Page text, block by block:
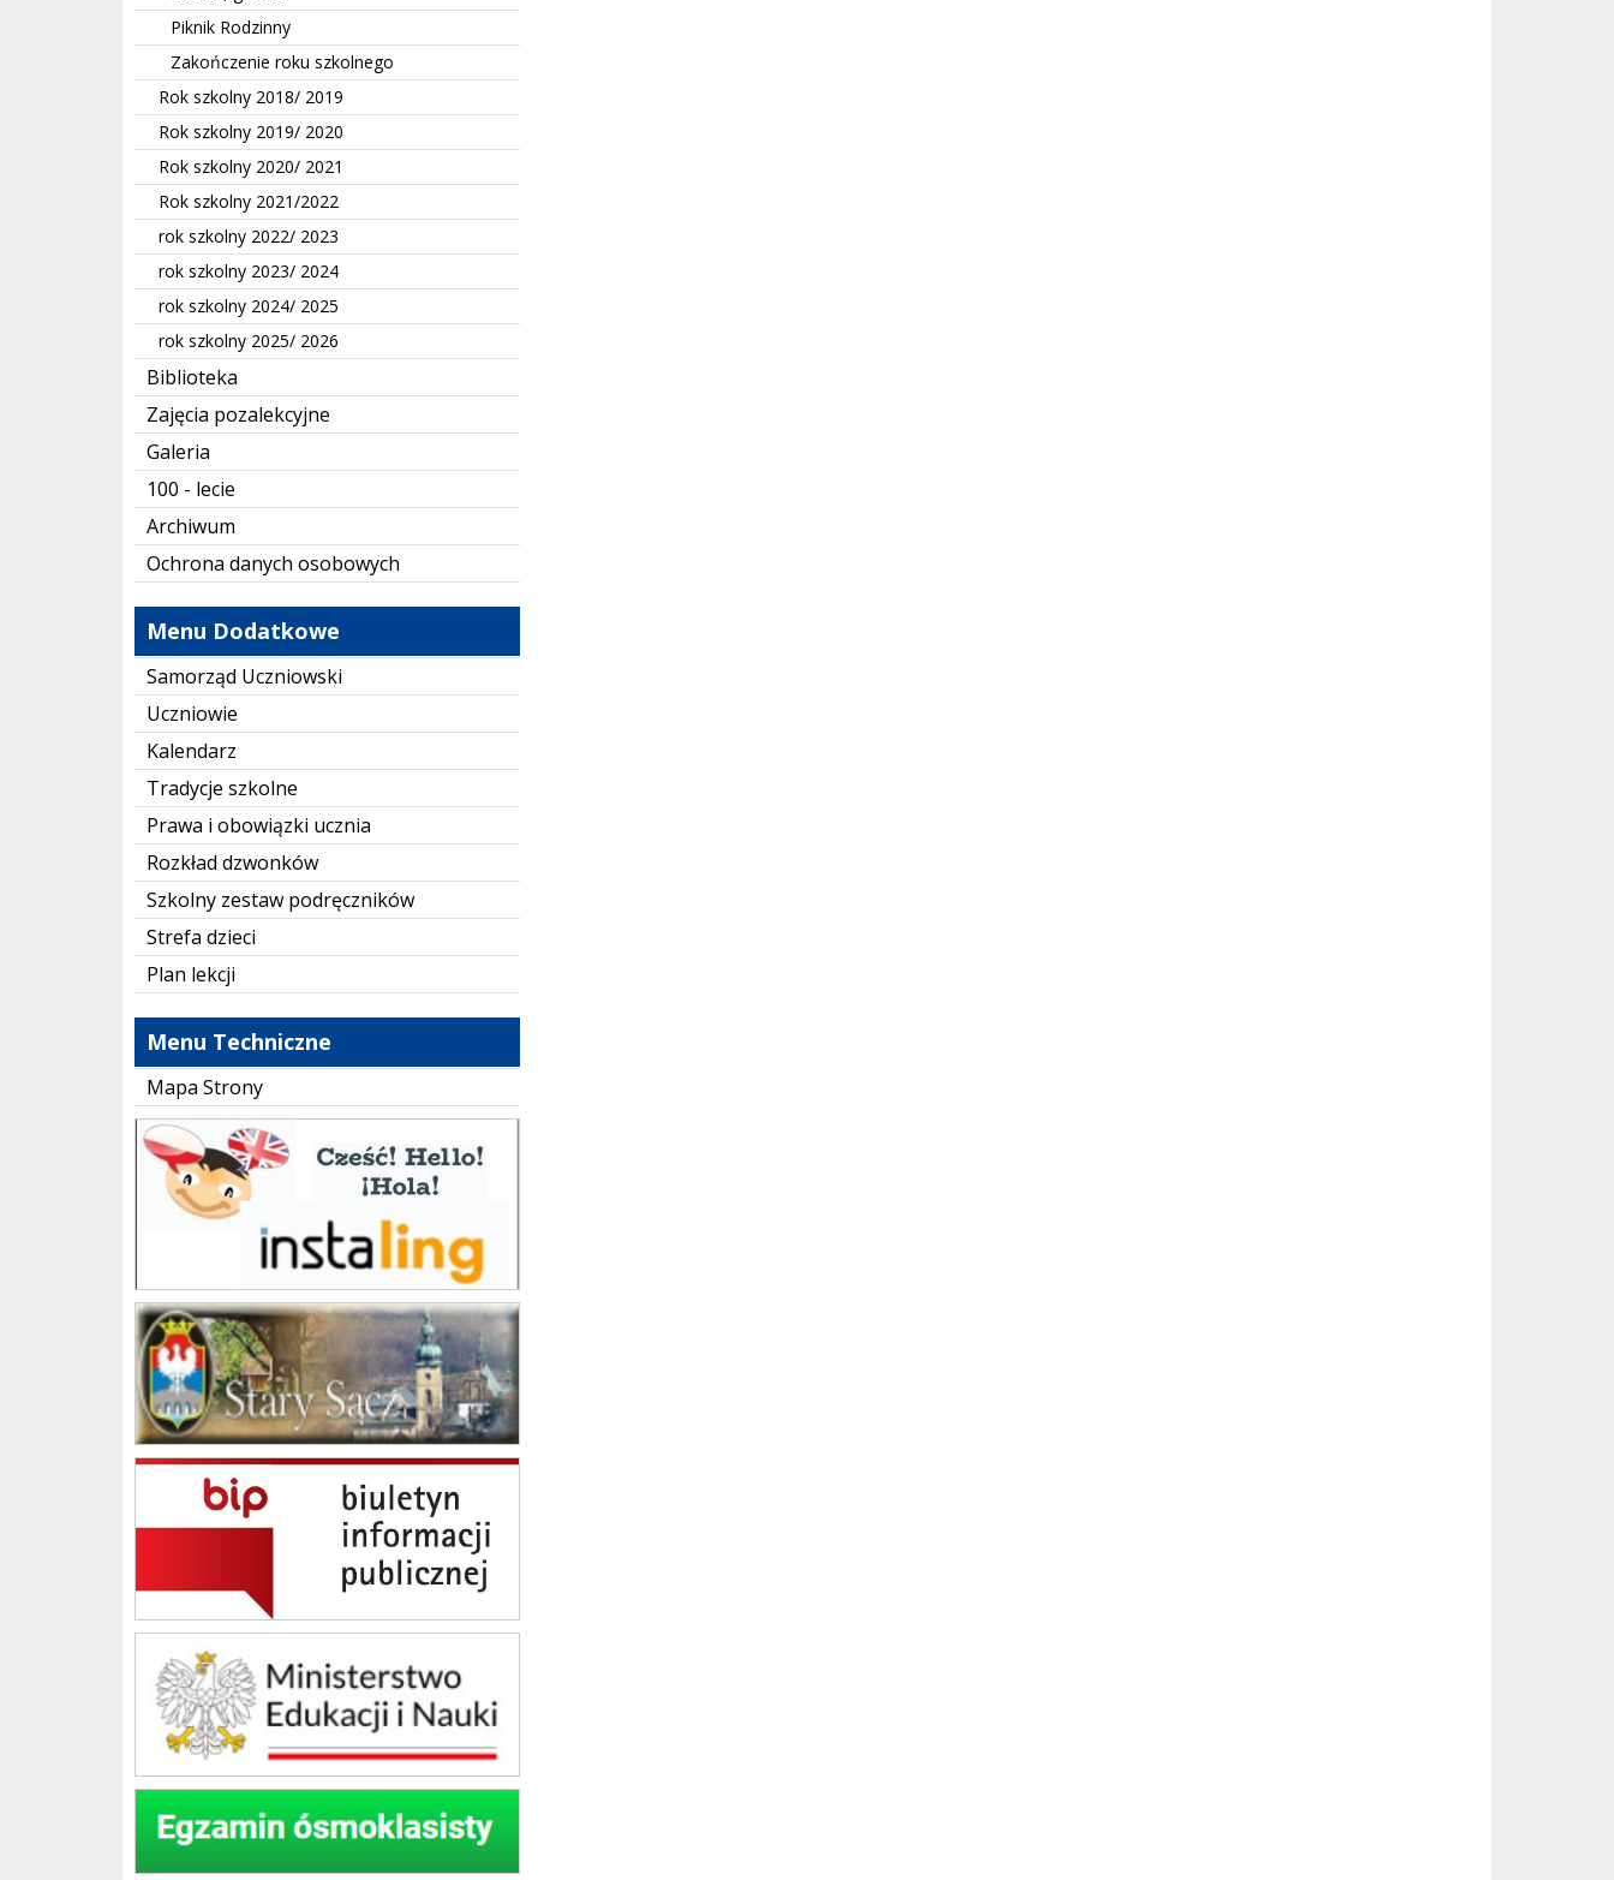
Piknik Rodzinny
Zakończenie roku szkolnego
Rok szkolny 2018/ 2019
Rok szkolny 2019/ 2020
Rok szkolny 2020/ 2021
Rok szkolny 2021/2022
rok szkolny 2022/ 2023
rok szkolny 2023/ 2024
rok szkolny 2024/ 2025
rok szkolny 2025/ 2026
Biblioteka
Zajęcia pozalekcyjne
Galeria
100 - lecie
Archiwum
Ochrona danych osobowych
Menu Dodatkowe
Samorząd Uczniowski
Uczniowie
Kalendarz
Tradycje szkolne
Prawa i obowiązki ucznia
Rozkład dzwonków
Szkolny zestaw podręczników
Strefa dzieci
Plan lekcji
Menu Techniczne
Mapa Strony
instaling
Gmina Stary Sącz
BIP Szkoła Podstawowa im. Jana Brzechwy w Skrudzinie
Ministerstwo Edukacji Narodowej
Egzamin ósmoklasisty